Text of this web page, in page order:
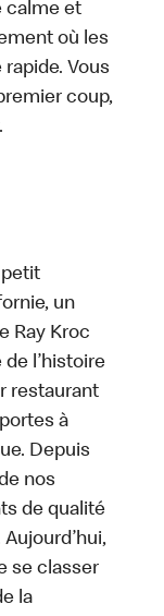
calme et
où les
Vous
coup,
petit
un
Ray Kroc
l’histoire
restaurant
à
Depuis
nos
de qualité
se classer
la